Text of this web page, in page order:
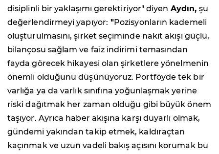
disiplinli bir yaklaşımı gerektiriyor" diyen Aydın,şu
değerlendirmeyi yapıyor: "Pozisyonların kademeli
oluşturulmasını, şirket seçiminde nakit akışı güçlü,
bilançosu sağlam ve faiz indirimi temasından
fayda görecek hikayesi olan şirketlere yönelmenin
önemli olduğunu düşünüyoruz. Portföyde tek bir
varlığa ya da varlık sınıfına yoğunlaşmak yerine
riski dağıtmak her zaman olduğu gibi büyük önem
taşıyor. Ayrıca haber akışına karşı duyarlı olmak,
gündemi yakından takip etmek, kaldıraçtan
kaçınmak ve uzun vadeli bakış açısını korumak bu